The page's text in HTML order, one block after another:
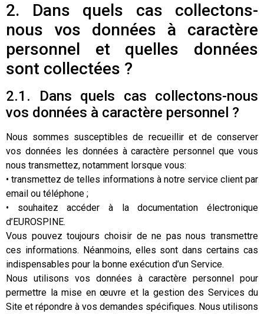
2. Dans quels cas collectons-
nous vos données à caractère
personnel et quelles données
sont collectées ?
2.1. Dans quels cas collectons-nous
vos données à caractère personnel ?
Nous sommes susceptibles de recueillir et de conserver
vos données les données à caractère personnel que vous
nous transmettez, notamment lorsque vous:
• transmettez de telles informations à notre service client par
email ou téléphone ;
• souhaitez accéder à la documentation électronique
d’EUROSPINE.
Vous pouvez toujours choisir de ne pas nous transmettre
ces informations. Néanmoins, elles sont dans certains cas
indispensables pour la bonne exécution d’un Service.
Nous utilisons vos données à caractère personnel pour
permettre la mise en œuvre et la gestion des Services du
Site et répondre à vos demandes spécifiques. Nous utilisons